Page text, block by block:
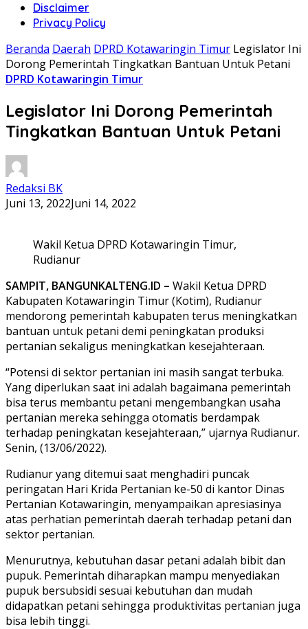
Disclaimer
Privacy Policy
Beranda Daerah DPRD Kotawaringin Timur Legislator Ini
Dorong Pemerintah Tingkatkan Bantuan Untuk Petani
DPRD Kotawaringin Timur
Legislator Ini Dorong Pemerintah
Tingkatkan Bantuan Untuk Petani
Redaksi BK
Juni 13, 2022Juni 14, 2022
Wakil Ketua DPRD Kotawaringin Timur,
Rudianur
SAMPIT, BANGUNKALTENG.ID – Wakil Ketua DPRD
Kabupaten Kotawaringin Timur (Kotim), Rudianur
mendorong pemerintah kabupaten terus meningkatkan
bantuan untuk petani demi peningkatan produksi
pertanian sekaligus meningkatkan kesejahteraan.
“Potensi di sektor pertanian ini masih sangat terbuka.
Yang diperlukan saat ini adalah bagaimana pemerintah
bisa terus membantu petani mengembangkan usaha
pertanian mereka sehingga otomatis berdampak
terhadap peningkatan kesejahteraan,” ujarnya Rudianur.
Senin, (13/06/2022).
Rudianur yang ditemui saat menghadiri puncak
peringatan Hari Krida Pertanian ke-50 di kantor Dinas
Pertanian Kotawaringin, menyampaikan apresiasinya
atas perhatian pemerintah daerah terhadap petani dan
sektor pertanian.
Menurutnya, kebutuhan dasar petani adalah bibit dan
pupuk. Pemerintah diharapkan mampu menyediakan
pupuk bersubsidi sesuai kebutuhan dan mudah
didapatkan petani sehingga produktivitas pertanian juga
bisa lebih tinggi.